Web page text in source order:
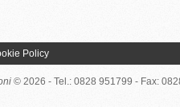
Policy
© 2026 - Tel.: 0828 951799 - Fax: